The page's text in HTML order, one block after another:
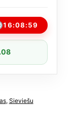
16:08:59
, Sieviešu